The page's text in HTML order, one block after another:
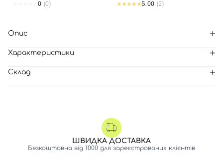
0 (0)
5.00 (2)
Опис
Характеристики
Склад
ШВИДКА ДОСТАВКА
Безкоштовна від 1000 для зареєстрованих клієнтів